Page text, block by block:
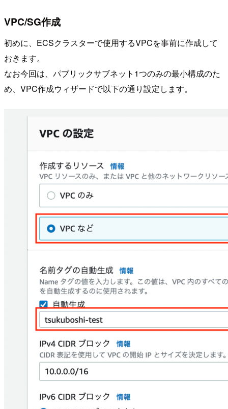
VPC/SG作成
初めに、ECSクラスターで使用するVPCを事前に作成して
おきます。
なお今回は、パブリックサブネット1つのみの最小構成のた
め、VPC作成ウィザードで以下の通り設定します。